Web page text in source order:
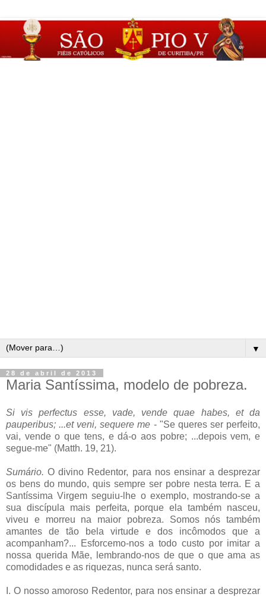
▼
28 de abril de 2013
Maria Santíssima, modelo de pobreza.
Si vis perfectus esse, vade, vende quae habes, et da
pauperibus; ...et veni, sequere me - "Se queres ser perfeito,
vai, vende o que tens, e dá-o aos pobre; ...depois vem, e
segue-me" (Matth. 19, 21).
Sumário. O divino Redentor, para nos ensinar a desprezar
os bens do mundo, quis sempre ser pobre nesta terra. E a
Santíssima Virgem seguiu-lhe o exemplo, mostrando-se a
sua discípula mais perfeita, porque ela também nasceu,
viveu e morreu na maior pobreza. Somos nós também
amantes de tão bela virtude e dos incômodos que a
acompanham?... Esforcemo-nos a todo custo por imitar a
nossa querida Mãe, lembrando-nos de que o que ama as
comodidades e as riquezas, nunca será santo.
I. O nosso amoroso Redentor, para nos ensinar a desprezar